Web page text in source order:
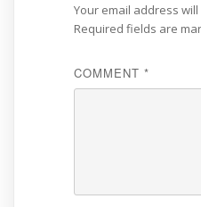
Your email address
Required fields are
COMMENT *